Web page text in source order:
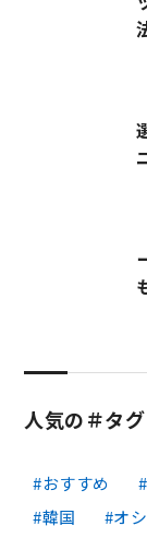
人気の＃タグ
おすすめ
韓国
オ